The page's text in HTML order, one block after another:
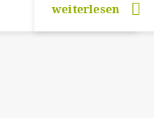
weiterlesen